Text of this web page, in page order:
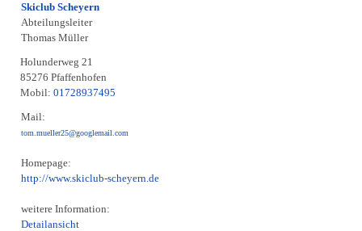
Skiclub Scheyern
Abteilungsleiter
Thomas Müller
Holunderweg 21
85276 Pfaffenhofen
Mobil: 01728937495
Mail:
tom.mueller25@googlemail.com
Homepage:
http://www.skiclub-scheyern.de
weitere Information:
Detailansicht